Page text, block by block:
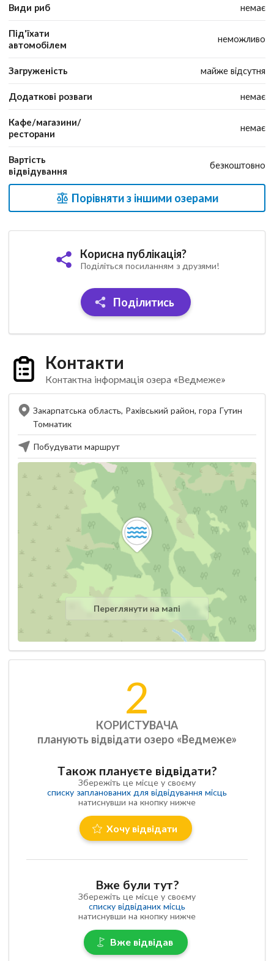
Види риб немає
Під'їхати
автомобілем
неможливо
Загруженість майже відсутня
Додаткові розваги немає
Кафе/магазини/
ресторани
немає
Вартість
відвідування
безкоштовно
Порівняти з іншими озерами
Корисна публікація?
Поділіться посиланням з друзями!
Поділитись
Контакти
Контактна інформація озера «Ведмеже»
Закарпатська область, Рахівський район, гора Гутин
Томнатик
Побудувати маршрут
Переглянути на мапі
2
КОРИСТУВАЧА
планують відвідати озеро «Ведмеже»
Також плануєте відвідати?
Збережіть це місце у своєму
списку запланованих для відвідування місць
натиснувши на кнопку нижче
Хочу відвідати
Вже були тут?
Збережіть це місце у своєму
списку відвіданих місць
натиснувши на кнопку нижче
Вже відвідав